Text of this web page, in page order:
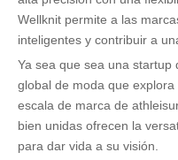
Wellknit permite a las
inteligentes y contribuir a
Ya sea que sea una startup
global de moda que
escala de marca de
bien unidas ofrecen la
para dar vida a su visión.